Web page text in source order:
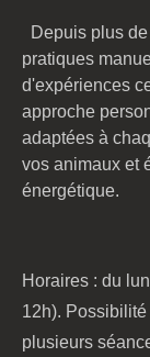
Depuis plus
pratiques
d'expériences
approche
adaptées à
vos animaux et
énergétique.
Horaires : du
12h).
plusieurs